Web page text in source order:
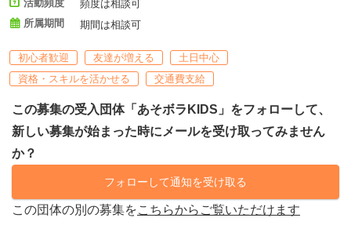
活動頻度
頻度は相談可
所属期間
期間は相談可
初心者歓迎 友達が増える
土日中心
資格・スキルを活かせる
交通費支給
この募集の受入団体「あそボラKIDS」をフォローして、
新しい募集が始まった時にメールを受け取ってみません
か？
フォローして通知を受け取る
この団体の別の募集をこちらからご覧いただけます